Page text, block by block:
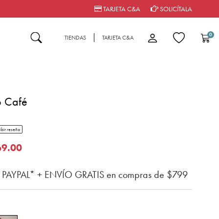
TARJETA C&A SOLICÍTALA
TIENDAS TARJETA C&A 0
Café
cliente
rating
reseña
de
+ ENVÍO GRATIS en compras de $799